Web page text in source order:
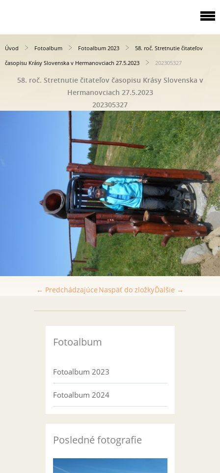
Úvod Fotoalbum Fotoalbum 2023
58. roč. Stretnutie čitateľov
časopisu Krásy Slovenska v Hermanovciach 27.5.2023
202305327
58. roč. Stretnutie čitateľov časopisu Krásy Slovenska v
Hermanovciach 27.5.2023
202305327
← Predchádzajúce Ďalšie →
Naspäť do zložky
Fotoalbum
Fotoalbum 2023
Fotoalbum 2024
Posledné fotografie